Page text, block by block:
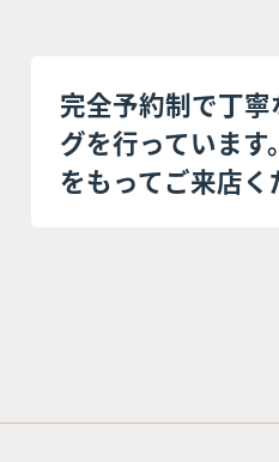
完全予約制で丁
グを行っていま
をもってご来店く